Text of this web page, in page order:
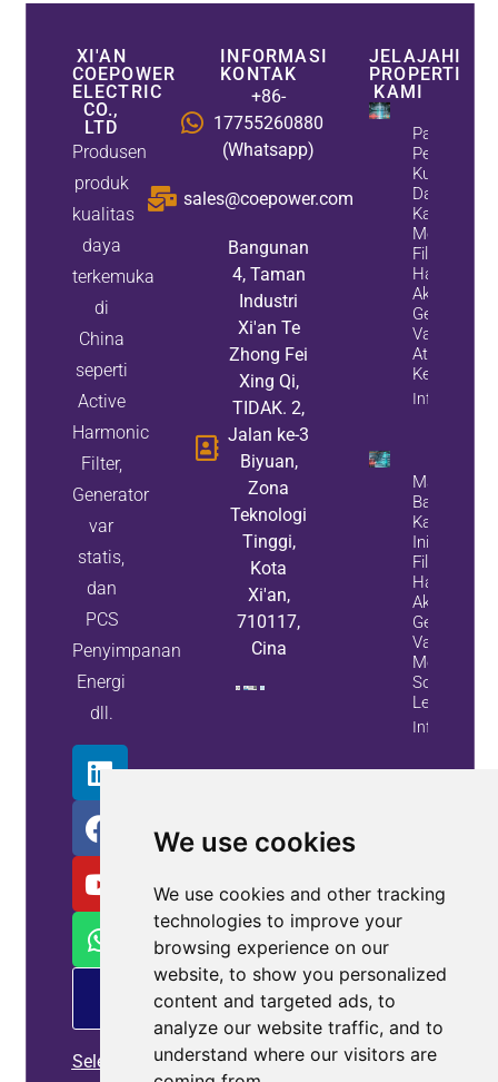
We use cookies
We use cookies and other tracking
technologies to improve your
browsing experience on our
website, to show you personalized
content and targeted ads, to
analyze our website traffic, and to
understand where our visitors are
XI'AN
COEPOWER
ELECTRIC
CO.,
LTD
Produsen
produk
kualitas
daya
terkemuka
di
China
seperti
Active
Harmonic
Filter,
Generator
var
statis,
dan
PCS
Penyimpanan
Energi
dll.
menawarkan
Selengkapnya
INFORMASI
KONTAK
+86-
17755260880
(Whatsapp)
sales@coepower.com
Bangunan
4, Taman
Industri
Xi'an Te
Zhong Fei
Xing Qi,
TIDAK. 2,
Jalan ke-3
Biyuan,
Zona
Teknologi
Tinggi,
Kota
Xi'an,
710117,
Cina
JELAJAHI
PROPERTI
KAMI
Panduan
Kualitas
Daya:
Kapan
Memasang
Filter
Harmonik
Aktif,
Generator
Var Statis,
Atau
Keduanya
Info Properti
Masalah
Bank
Kapasitor?
Inilah Cara
Filter
Harmonik
Aktif Dan
Generator
Var Statis
Solusi Yang
Lebih Baik
Info Properti